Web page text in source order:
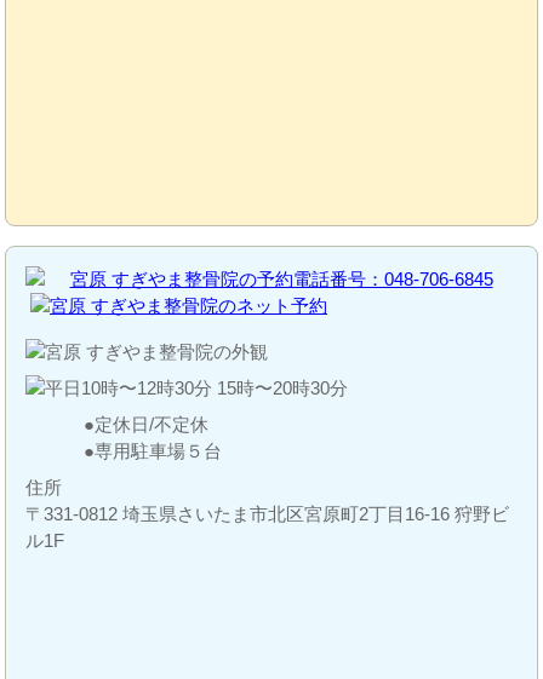
定休日/不定休
専用駐車場５台
住所
〒331-0812 埼玉県さいたま市北区宮原町2丁目16-16 狩野ビ
ル1F